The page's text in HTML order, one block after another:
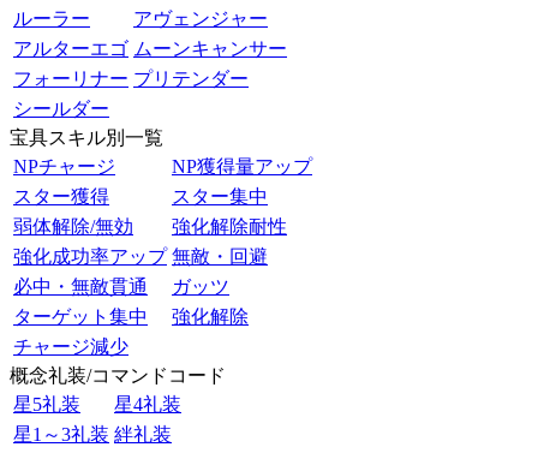
ルーラー
アヴェンジャー
アルターエゴ ムーンキャンサー
フォーリナー プリテンダー
シールダー
宝具スキル別一覧
NPチャージ
NP獲得量アップ
スター獲得
スター集中
弱体解除/無効
強化解除耐性
強化成功率アップ 無敵・回避
必中・無敵貫通
ガッツ
ターゲット集中
強化解除
チャージ減少
概念礼装/コマンドコード
星5礼装
星4礼装
星1～3礼装 絆礼装